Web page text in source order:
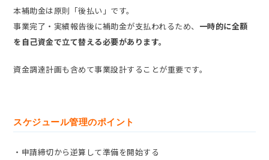
本補助金は原則「後払い」です。
事業完了・実績報告後に補助金が支払われるため、 一時的に全額
を自己資金で立て替える必要があります。
資金調達計画も含めて事業設計することが重要です。
スケジュール管理のポイント
・申請締切から逆算して準備を開始する